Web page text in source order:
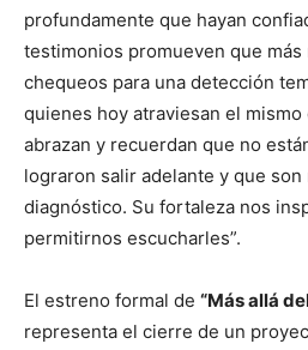
profundamente que hayan
testimonios promueven que
chequeos para una detección
quienes hoy atraviesan el
abrazan y recuerdan que no
lograron salir adelante y que son
diagnóstico. Su fortaleza nos
permitirnos escucharles”.
El estreno formal de “Más allá
representa el cierre de un